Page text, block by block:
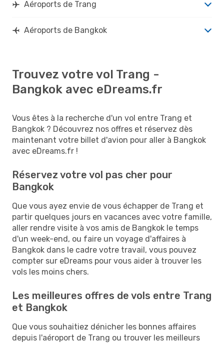
Aéroports de Trang
Aéroports de Bangkok
Trouvez votre vol Trang -
Bangkok avec eDreams.fr
Vous êtes à la recherche d'un vol entre Trang et
Bangkok ? Découvrez nos offres et réservez dès
maintenant votre billet d'avion pour aller à Bangkok
avec eDreams.fr !
Réservez votre vol pas cher pour
Bangkok
Que vous ayez envie de vous échapper de Trang et
partir quelques jours en vacances avec votre famille,
aller rendre visite à vos amis de Bangkok le temps
d'un week-end, ou faire un voyage d'affaires à
Bangkok dans le cadre votre travail, vous pouvez
compter sur eDreams pour vous aider à trouver les
vols les moins chers.
Les meilleures offres de vols entre Trang
et Bangkok
Que vous souhaitiez dénicher les bonnes affaires
depuis l'aéroport de Trang ou trouver les meilleurs